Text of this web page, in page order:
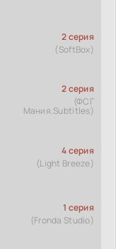
2 серия
(SoftBox)
2 серия
(ФСГ
Мания.Subtitles)
4 серия
(Light Breeze)
1 серия
(Fronda Studio)